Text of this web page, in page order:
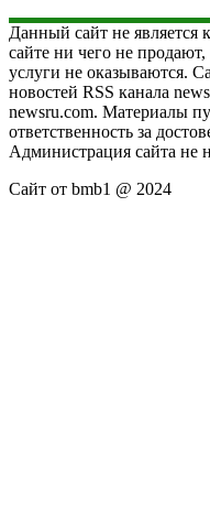
Данный сайт не является
сайте ни чего не
услуги не оказываются.
новостей RSS канала
newsru.com. Материалы
ответственность за
Администрация сайта не
Сайт от bmb1 @ 2024